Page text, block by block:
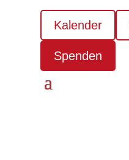
Kalender
Spenden